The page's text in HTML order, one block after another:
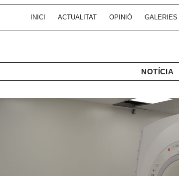
INICI ACTUALITAT OPINIÓ GALERIES
NOTÍCIA